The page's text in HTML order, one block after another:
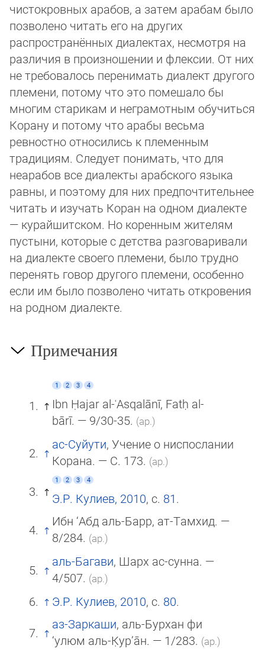
чистокровных арабов, а затем арабам было
позволено читать его на других
распространённых диалектах, несмотря на
различия в про­из­ношении и флексии. От них
не требовалось перенимать диалект другого
племени, потому что это помешало бы
многим ста­рикам и неграмотным обучиться
Корану и потому что арабы весьма
ревностно относились к племенным
традициям. Сле­ду­ет понимать, что для
неарабов все диалекты арабского языка
равны, и поэтому для них предпочтительнее
читать и изу­чать Коран на одном диалекте
— курайшитском. Но коренным жителям
пустыни, которые с детства разговаривали
на диа­лек­те своего племени, было трудно
перенять говор другого племени, особенно
если им было позволено читать от­кро­ве­ния
на род­ном диалекте.
Примечания
1 2 3 4
Ibn Ḥajar al-ʿAsqalānī, Fatḥ al-
bārī. — 9/30-35. (ар.)
ас-Суйути, Учение о ниспослании
Корана. — С. 173. (ар.)
1 2 3 4
Э.Р. Кулиев, 2010, с. 81.
Ибн ‘Абд аль-Барр, ат-Тамхид. —
8/284. (ар.)
аль-Багави, Шарх ас-сунна. —
4/507. (ар.)
Э.Р. Кулиев, 2010, с. 80.
аз-Заркаши, аль-Бурхан фи
‘улюм аль-К̣ур’а̄н. — 1/283. (ар.)